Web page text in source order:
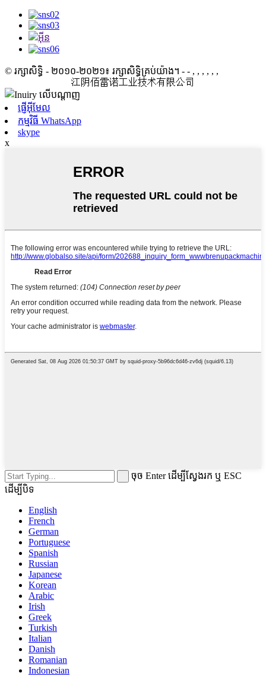
© រក្សាសិទ្ធិ - ២០១០-២០២១៖ រក្សាសិទ្ធិគ្រប់យ៉ាង។ - - , , , , , ,
江阴佰雷诺工业技术有限公司
ផ្ញើអ៊ីមែល
កម្មវិធី WhatsApp
skype
x
ចុច Enter ដើម្បីស្វែងរក ឬ ESC
ដើម្បីបិទ
English
French
German
Portuguese
Spanish
Russian
Japanese
Korean
Arabic
Irish
Greek
Turkish
Italian
Danish
Romanian
Indonesian